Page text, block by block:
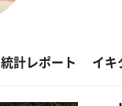
統計レポート イキ